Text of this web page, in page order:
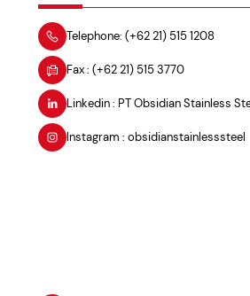
Telephone: (+62 21) 515 1208
Fax : (+62 21) 515 3770
Linkedin : PT Obsidian Stainless
Instagram : obsidianstainlesssteel